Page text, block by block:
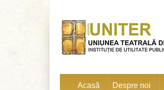
Acasă Despre noi